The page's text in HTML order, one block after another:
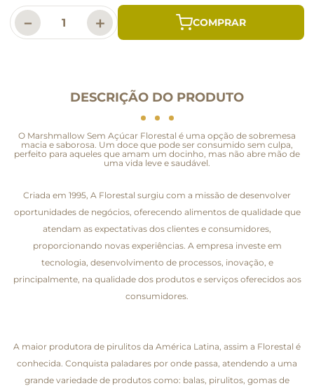
＋
－
DESCRIÇÃO DO PRODUTO
O Marshmallow Sem Açúcar Florestal é uma opção de sobremesa
macia e saborosa. Um doce que pode ser consumido sem culpa,
perfeito para aqueles que amam um docinho, mas não abre mão de
uma vida leve e saudável.
Criada em 1995, A Florestal surgiu com a missão de desenvolver
oportunidades de negócios, oferecendo alimentos de qualidade que
atendam as expectativas dos clientes e consumidores,
proporcionando novas experiências. A empresa investe em
tecnologia, desenvolvimento de processos, inovação, e
principalmente, na qualidade dos produtos e serviços oferecidos aos
consumidores.
A maior produtora de pirulitos da América Latina, assim a Florestal é
conhecida. Conquista paladares por onde passa, atendendo a uma
grande variedade de produtos como: balas, pirulitos, gomas de